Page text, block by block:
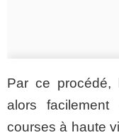
Par ce procédé,
alors facilement
courses à haute